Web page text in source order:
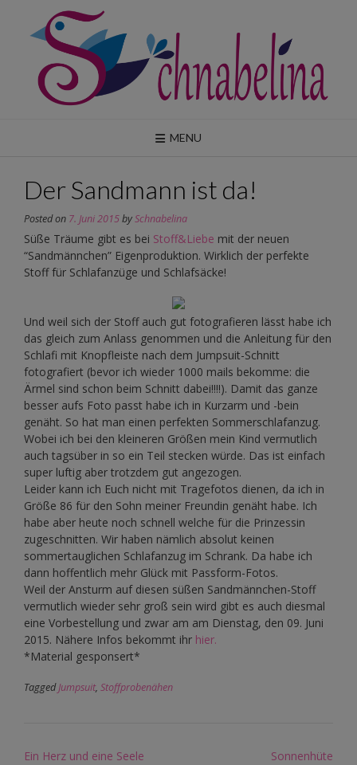
content
MENU
Der Sandmann ist da!
Posted on 7. Juni 2015bySchnabelina
Süße Träume gibt es bei Stoff&Liebe mit der neuen
“Sandmännchen” Eigenproduktion. Wirklich der perfekte
Stoff für Schlafanzüge und Schlafsäcke!
Und weil sich der Stoff auch gut fotografieren lässt habe ich
das gleich zum Anlass genommen und die Anleitung für den
Schlafi mit Knopfleiste nach dem Jumpsuit-Schnitt
fotografiert (bevor ich wieder 1000 mails bekomme: die
Ärmel sind schon beim Schnitt dabei!!!!). Damit das ganze
besser aufs Foto passt habe ich in Kurzarm und -bein
genäht. So hat man einen perfekten Sommerschlafanzug.
Wobei ich bei den kleineren Größen mein Kind vermutlich
auch tagsüber in so ein Teil stecken würde. Das ist einfach
super luftig aber trotzdem gut angezogen.
Leider kann ich Euch nicht mit Tragefotos dienen, da ich in
Größe 86 für den Sohn meiner Freundin genäht habe. Ich
habe aber heute noch schnell welche für die Prinzessin
zugeschnitten. Wir haben nämlich absolut keinen
sommertauglichen Schlafanzug im Schrank. Da habe ich
dann hoffentlich mehr Glück mit Passform-Fotos.
Weil der Ansturm auf diesen süßen Sandmännchen-Stoff
vermutlich wieder sehr groß sein wird gibt es auch diesmal
eine Vorbestellung und zwar am am Dienstag, den 09. Juni
2015. Nähere Infos bekommt ihr hier.
*Material gesponsert*
TaggedJumpsuit, Stoffprobenähen
Post
Ein Herz und eine Seele Sonnenhüte